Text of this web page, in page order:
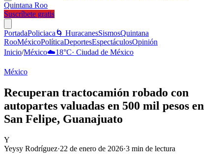
Quintana Roo
Suscríbete gratis
PortadaPoliciaca 🌀 HuracanesSismosQuintana
RooMéxicoPolíticaDeportesEspectáculosOpinión
Inicio/México☁️18°C· Ciudad de México
México
Recuperan tractocamión robado con
autopartes valuadas en 500 mil pesos en
San Felipe, Guanajuato
Y
Yeysy Rodríguez·22 de enero de 2026·3 min de lectura